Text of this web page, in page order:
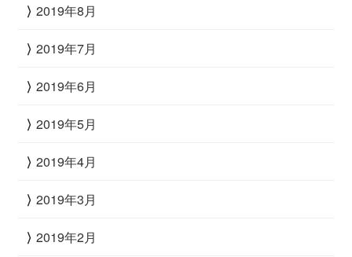
2019年8月
2019年7月
2019年6月
2019年5月
2019年4月
2019年3月
2019年2月